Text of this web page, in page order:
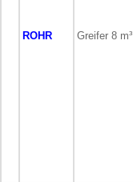
ROHR Greifer 8 m³